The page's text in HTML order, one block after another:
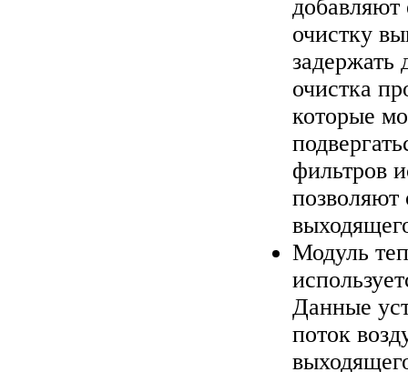
очистку
задержать
очистка
которые
фильтров
позволяют
Модуль
Данные
поток